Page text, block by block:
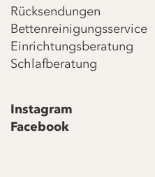
Rücksendungen
Bettenreinigungsservice
Einrichtungsberatung
Schlafberatung
Instagram
Facebook